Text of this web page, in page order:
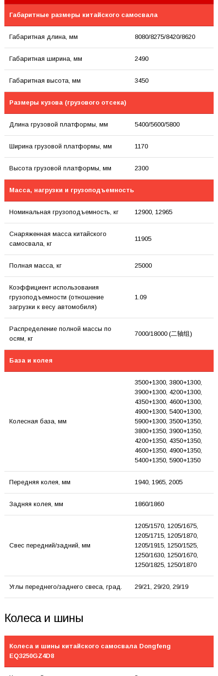
Габаритные размеры китайского самосвала
Габаритная длина, мм 8080/8275/8420/8620
Габаритная ширина, мм 2490
Габаритная высота, мм 3450
Размеры кузова (грузового отсека)
Длина грузовой платформы, мм 5400/5600/5800
Ширина грузовой платформы, мм 1170
Высота грузовой платформы, мм 2300
Масса, нагрузки и грузоподъемность
Номинальная грузоподъемность, кг 12900, 12965
Снаряженная масса китайского
самосвала, кг
11905
Полная масса, кг 25000
Коэффициент использования
грузоподъемности (отношение
загрузки к весу автомобиля)
1.09
Распределение полной массы по
осям, кг
7000/18000 (二轴组)
База и колея
Колесная база, мм
3500+1300, 3800+1300,
3900+1300, 4200+1300,
4350+1300, 4600+1300,
4900+1300, 5400+1300,
5900+1300, 3500+1350,
3800+1350, 3900+1350,
4200+1350, 4350+1350,
4600+1350, 4900+1350,
5400+1350, 5900+1350
Передняя колея, мм 1940, 1965, 2005
Задняя колея, мм 1860/1860
Свес передний/задний, мм
1205/1570, 1205/1675,
1205/1715, 1205/1870,
1205/1915, 1250/1525,
1250/1630, 1250/1670,
1250/1825, 1250/1870
Углы переднего/заднего свеса, град. 29/21, 29/20, 29/19
Колеса и шины
Колеса и шины китайского самосвала Dongfeng
EQ3250GZ4D8